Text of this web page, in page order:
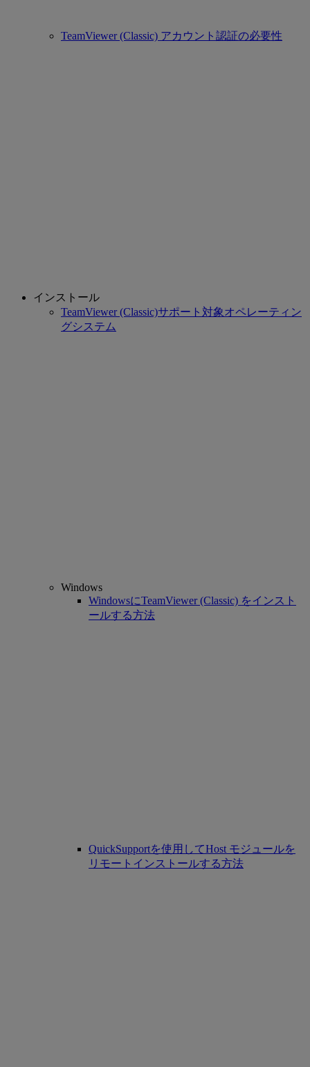
TeamViewer (Classic) アカウント認証の必要性
インストール
TeamViewer (Classic)サポート対象オペレーティン
グシステム
Windows
WindowsにTeamViewer (Classic) をインスト
ールする方法
QuickSupportを使用してHost モジュールを
リモートインストールする方法